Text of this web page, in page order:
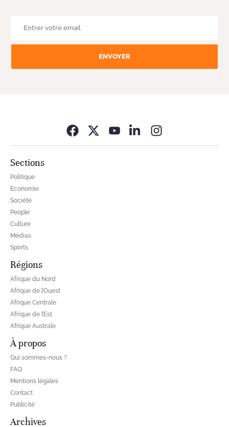
ENVOYER
Sections
Politique
Economie
Société
People
Culture
Médias
Sports
Régions
Afrique du Nord
Afrique de l’Ouest
Afrique Centrale
Afrique de l’Est
Afrique Australe
À propos
Qui sommes-nous ?
FAQ
Mentions légales
Contact
Publicité
Archives